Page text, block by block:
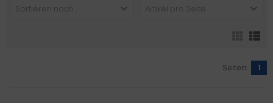
Sortieren nach ... Artikel pro Seite
Seiten: 1